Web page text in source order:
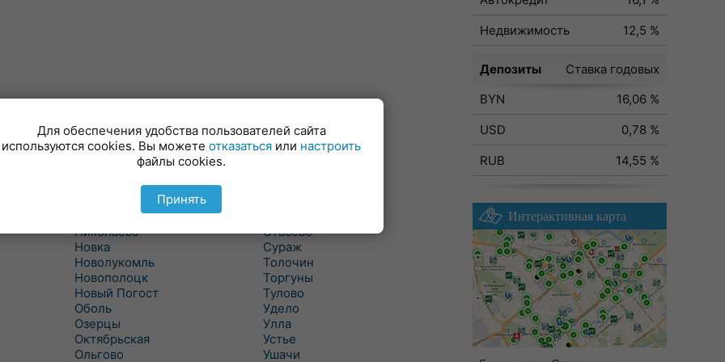
Ляды
Межа
Межево
Мишневичи
Николаево
Новка
Новолукомль
Новополоцк
Новый Погост
Оболь
Озерцы
Октябрьская
Ольгово
Сенно
Ситцы
Славени
Стасево
Сураж
Толочин
Торгуны
Тулово
Удело
Улла
Устье
Ушачи
Недвижимость
12,5 %
Депозиты
Ставка годовых
BYN
16,06 %
USD
0,78 %
RUB
14,55 %
Интерактивная карта
Для обеспечения удобства пользователей сайта
используются cookies. Вы можете отказаться или настроить
файлы cookies.
Принять